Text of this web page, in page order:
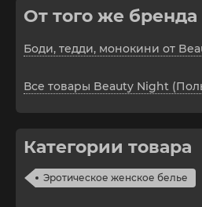
От того же бренда
Боди, тедди, монокини от
Все товары Beauty Night
Категории товара
Эротическое женское белье